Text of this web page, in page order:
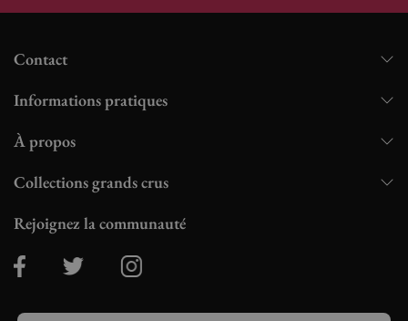
Contact
Informations pratiques
À propos
Collections grands crus
Rejoignez la communauté